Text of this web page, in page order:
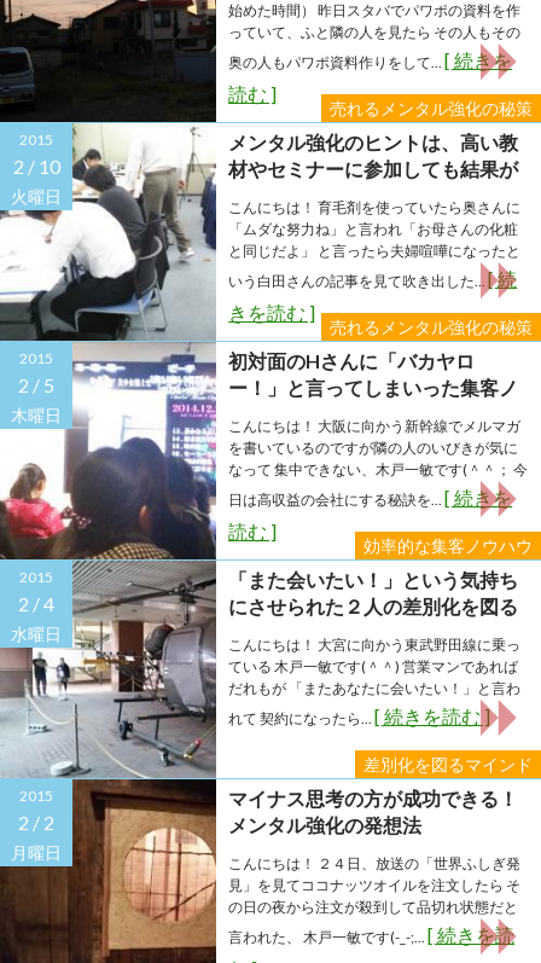
売れるメンタル強化の秘策
始めた時間） 昨日スタバでパワポの資料を作
っていて、ふと隣の人を見たら その人もその
奥の人もパワポ資料作りをして... [ 続きを
読む ]
2015
2 / 10
火曜日
売れるメンタル強化の秘策
メンタル強化のヒントは、高い教
材やセミナーに参加しても結果が
部分にあった！
こんにちは！ 育毛剤を使っていたら奥さんに
「ムダな努力ね」と言われ「お母さんの化粧
と同じだよ」 と言ったら夫婦喧嘩になったと
いう白田さんの記事を見て吹き出した... [ 続
きを読む ]
2015
2 / 5
木曜日
効率的な集客ノウハウ
初対面のHさんに「バカヤロ
ー！」と言ってしまいった集客ノ
ウハウの勘違い
こんにちは！ 大阪に向かう新幹線でメルマガ
を書いているのですが隣の人のいびきが気に
なって 集中できない、木戸一敏です(＾＾； 今
日は高収益の会社にする秘訣を... [ 続きを
読む ]
2015
2 /4
水曜日
差別化を図るマインド
「また会いたい！」という気持ち
にさせられた２人の差別化を図る
こんにちは！ 大宮に向かう東武野田線に乗っ
ている 木戸一敏です(＾＾) 営業マンであれば
だれもが 「またあなたに会いたい！」と言わ
れて 契約になったら... [ 続きを読む ]
2015
2 / 2
月曜日
マイナス思考の方が成功できる！
メンタル強化の発想法
こんにちは！ ２４日、放送の「世界ふしぎ発
見」を見てココナッツオイルを注文したら そ
の日の夜から注文が殺到して品切れ状態だと
言われた、 木戸一敏です(-_-;... [ 続きを読